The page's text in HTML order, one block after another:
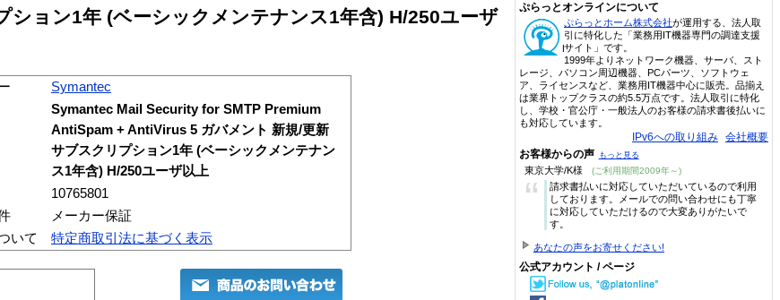
ション1年 (ベーシックメンテナンス1年含) H/250ユーザ
Symantec
Symantec Mail Security for SMTP Premium
AntiSpam + AntiVirus 5 ガバメント 新規/更新
サブスクリプション1年 (ベーシックメンテナン
ス1年含) H/250ユーザ以上
10765801
メーカー保証
いて
特定商取引法に基づく表示
ぷらっとオンラインについて
ぷらっとホーム株式会社が運用する、法人取
引に特化した「業務用IT機器専門の調達支援
サイト」です。
1999年よりネットワーク機器、サーバ、スト
レージ、パソコン周辺機器、PCパーツ、ソフトウェ
ア、ライセンスなど、業務用IT機器中心に販売。品揃え
は業界トップクラスの約5.5万点です。法人取引に特化
し、学校・官公庁・一般法人のお客様の請求書後払いに
も対応しています。
IPv6への取り組み 会社概要
お客様からの声 もっと見る
東京大学/K様 (ご利用期間2009年～)
“
請求書払いに対応していただいているので利用
しております。メールでの問い合わせにも丁寧
に対応していただけるので大変ありがたいで
す。
あなたの声をお寄せください!
公式アカウント / ページ